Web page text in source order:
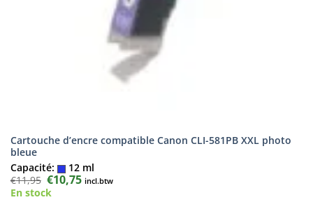
Cartouche d’encre compatible Canon CLI-581PB XXL photo
bleue
Capacité:
12 ml
€11,95 Le
prix
initial
€10,75Le
prix
incl.btw
En stock